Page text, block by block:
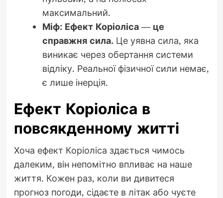
максимальний.
Міф: Ефект Коріоліса — це
справжня сила. Це уявна сила, яка
виникає через обертання системи
відліку. Реальної фізичної сили немає,
є лише інерція.
Ефект Коріоліса в
повсякденному житті
Хоча ефект Коріоліса здається чимось
далеким, він непомітно впливає на наше
життя. Кожен раз, коли ви дивитеся
прогноз погоди, сідаєте в літак або чуєте